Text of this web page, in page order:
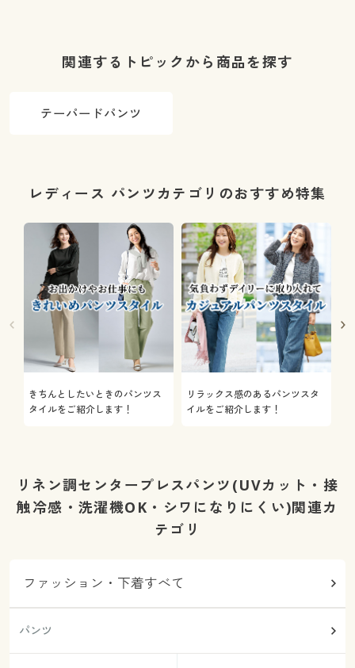
関連するトピックから商品を探す
テーパードパンツ
レディース パンツカテゴリのおすすめ特集
きちんとしたいときのパンツス
タイルをご紹介します！
リラックス感のあるパンツスタ
イルをご紹介します！
リネン調センタープレスパンツ(UVカット・接
触冷感・洗濯機OK・シワになりにくい)関連カ
テゴリ
ファッション・下着すべて
パンツ